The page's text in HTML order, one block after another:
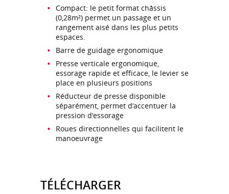
Compact: le petit format châssis
(0,28m²) permet un passage et un
rangement aisé dans les plus petits
espaces.
Barre de guidage ergonomique
Presse verticale ergonomique,
essorage rapide et efficace, le levier se
place en plusieurs positions
Réducteur de presse disponible
séparément, permet d‘accentuer la
pression d‘essorage
Roues directionnelles qui facilitent le
manoeuvrage
TÉLÉCHARGER